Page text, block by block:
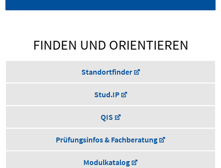
FINDEN UND ORIENTIEREN
Standortfinder
Stud.IP
QIS
Prüfungsinfos & Fachberatung
Modulkatalog